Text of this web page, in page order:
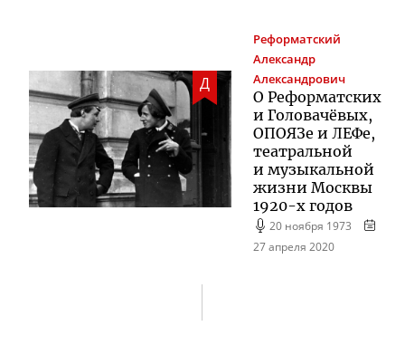
Д
Реформатский
Александр
Александрович
О Реформатских
и Головачёвых,
ОПОЯЗе и ЛЕФе,
театральной
и музыкальной
жизни Москвы
1920-х годов
20 ноября 1973
27 апреля 2020